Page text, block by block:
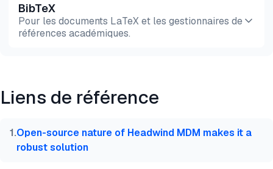
Aperçu Copier
BibTeX
Pour les documents LaTeX et les gestionnaires de
références académiques.
@misc{hafa2026,
title  = {{Top 5 des logiciels MDM open
  month  = mar,
Liens de référence
1.Open-source nature of Headwind MDM makes it a
robust solution